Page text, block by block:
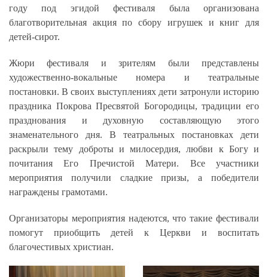
году под эгидой фестиваля была организована
благотворительная акция по сбору игрушек и книг для
детей-сирот.
Жюри фестиваля и зрителям были представлены
художественно-вокальные номера и театральные
постановки. В своих выступлениях дети затронули историю
праздника Покрова Пресвятой Богородицы, традиции его
празднования и духовную составляющую этого
знаменательного дня. В театральных постановках дети
раскрыли тему доброты и милосердия, любви к Богу и
почитания Его Пречистой Матери. Все участники
мероприятия получили сладкие призы, а победители
награждены грамотами.
Организаторы мероприятия надеются, что такие фестивали
помогут приобщить детей к Церкви и воспитать
благочестивых христиан.